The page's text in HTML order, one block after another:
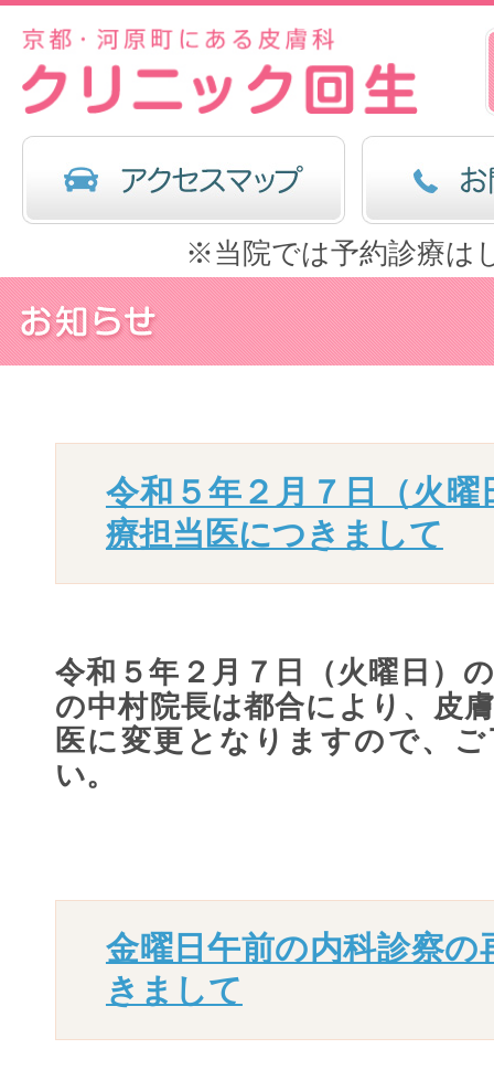
※当院では予約診療は
令和５年２月７日（火曜
療担当医につきまして
令和５年２月７日（火曜日）
の中村院長は都合により、皮
医に変更となりますので、
い。
金曜日午前の内科診察の
きまして